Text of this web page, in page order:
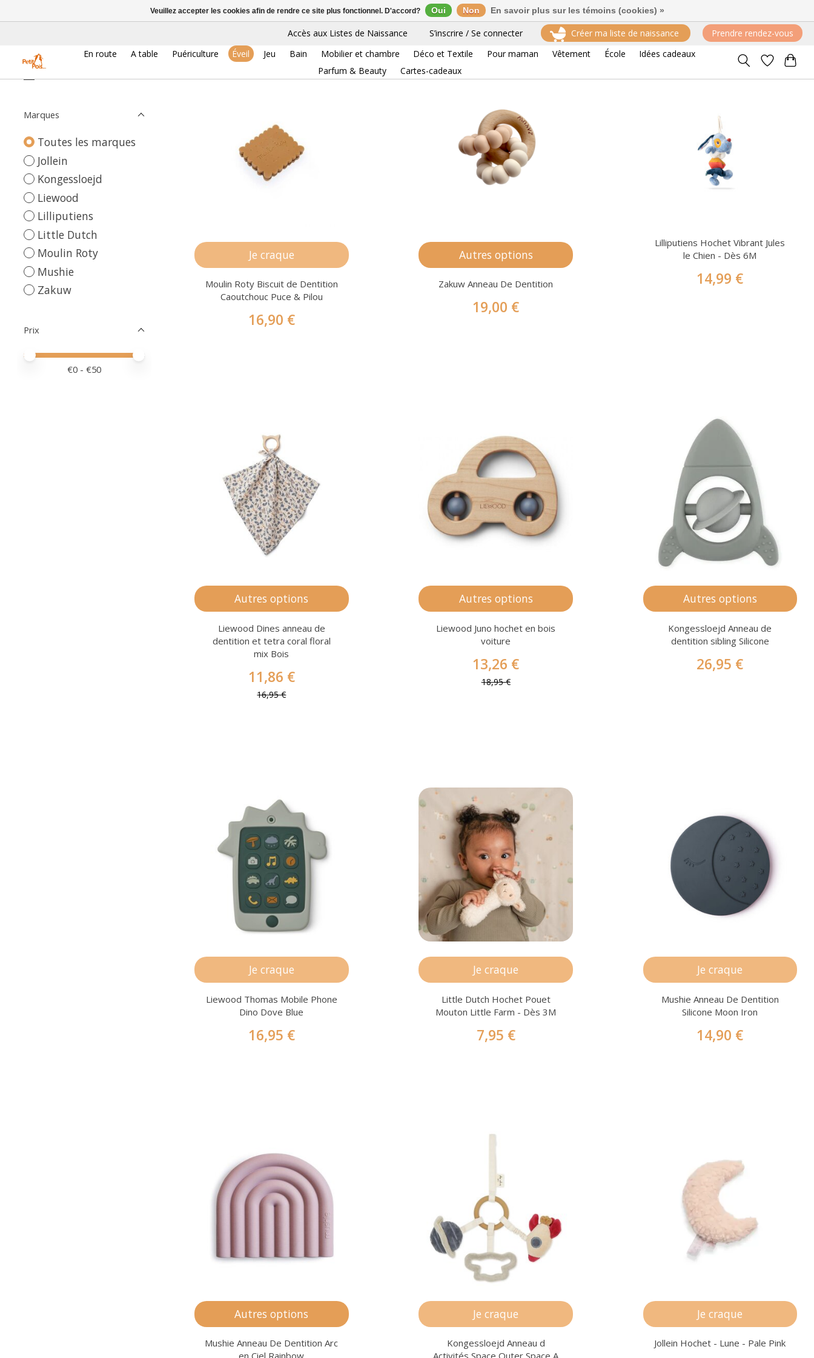
Accès aux Listes de Naissance S’inscrire / Se connecter Créer ma liste de naissance
Prendre rendez-vous
En route
A table Puériculture Éveil Jeu Bain Mobilier et chambre Déco et Textile Pour maman Vêtement École
Idées cadeaux
Parfum & Beauty
Cartes-cadeaux
Marques
Toutes les marques
Jollein
Kongessloejd
Liewood
Lilliputiens
Little Dutch
Moulin Roty
Mushie
Zakuw
Prix
Prix minimum
Price maximum value
€0- €50
17 produits Trier par Les plus vus
Je craque
Moulin Roty Biscuit de Dentition
Caoutchouc Puce & Pilou
16,90 €
Autres options
Zakuw Anneau De Dentition
19,00 €
Lilliputiens Hochet Vibrant Jules
le Chien - Dès 6M
14,99 €
Autres options
Liewood Dines anneau de
dentition et tetra coral floral
mix Bois
11,86 €
16,95 €
Autres options
Liewood Juno hochet en bois
voiture
13,26 €
18,95 €
Autres options
Kongessloejd Anneau de
dentition sibling Silicone
26,95 €
Je craque
Liewood Thomas Mobile Phone
Dino Dove Blue
16,95 €
Je craque
Little Dutch Hochet Pouet
Mouton Little Farm - Dès 3M
7,95 €
Je craque
Mushie Anneau De Dentition
Silicone Moon Iron
14,90 €
Autres options
Mushie Anneau De Dentition Arc
Je craque
Kongessloejd Anneau d
Je craque
Jollein Hochet - Lune - Pale Pink
Veuillez accepter les cookies afin de rendre ce site plus fonctionnel. D'accord? Oui Non En savoir plus sur les témoins (cookies) »